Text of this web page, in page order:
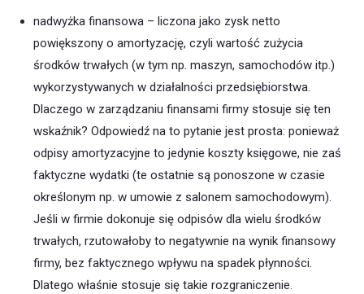
nadwyżka finansowa – liczona jako zysk netto
powiększony o amortyzację, czyli wartość zużycia
środków trwałych (w tym np. maszyn, samochodów itp.)
wykorzystywanych w działalności przedsiębiorstwa.
Dlaczego w zarządzaniu finansami firmy stosuje się ten
wskaźnik? Odpowiedź na to pytanie jest prosta: ponieważ
odpisy amortyzacyjne to jedynie koszty księgowe, nie zaś
faktyczne wydatki (te ostatnie są ponoszone w czasie
określonym np. w umowie z salonem samochodowym).
Jeśli w firmie dokonuje się odpisów dla wielu środków
trwałych, rzutowałoby to negatywnie na wynik finansowy
firmy, bez faktycznego wpływu na spadek płynności.
Dlatego właśnie stosuje się takie rozgraniczenie.